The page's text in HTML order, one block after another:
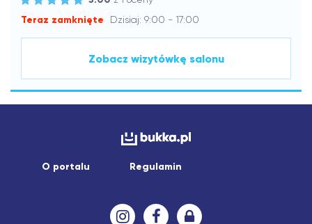
Teraz zamknięte Dzisiaj: 9:00 - 17:00
Zobacz wizytówkę salonu
O portalu Regulamin